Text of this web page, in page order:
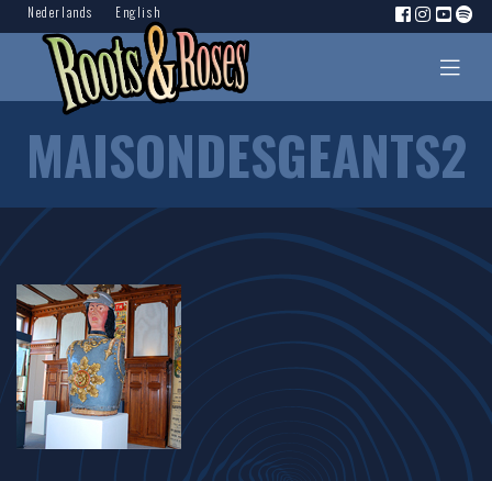
Nederlands English
MAISONDESGEANTS2